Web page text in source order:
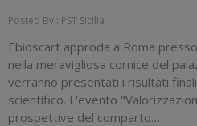
Posted By : PST Sicilia
Ebioscart approda a Roma
nella meravigliosa cornice del
verranno presentati i risultati
scientifico. L'evento
prospettive del comparto…